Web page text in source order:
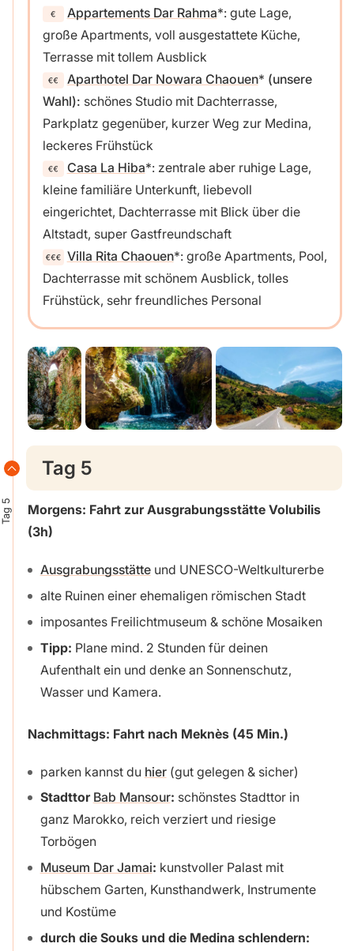
Appartements Dar Rahma : gute Lage,
große Apartments, voll ausgestattete Küche,
Terrasse mit tollem Ausblick
Aparthotel Dar Nowara Chaouen
(unsere
Wahl): schönes Studio mit Dachterrasse,
Parkplatz gegenüber, kurzer Weg zur Medina,
leckeres Frühstück
Casa La Hiba : zentrale aber ruhige Lage,
kleine familiäre Unterkunft, liebevoll
eingerichtet, Dachterrasse mit Blick über die
Altstadt, super Gastfreundschaft
Villa Rita Chaouen : große Apartments, Pool,
Dachterrasse mit schönem Ausblick, tolles
Frühstück, sehr freundliches Personal
Tag 5
Tag 5
Morgens: Fahrt zur Ausgrabungsstätte Volubilis
(3h)
Ausgrabungsstätteund UNESCO-Weltkulturerbe
alte Ruinen einer ehemaligen römischen Stadt
imposantes Freilichtmuseum & schöne Mosaiken
Tipp: Plane mind. 2 Stunden für deinen
Aufenthalt ein und denke an Sonnenschutz,
Wasser und Kamera.
Nachmittags: Fahrt nach Meknès (45 Min.)
parken kannst du hier(gut gelegen & sicher)
Stadttor Bab Mansour: schönstes Stadttor in
ganz Marokko, reich verziert und riesige
Torbögen
Museum Dar Jamai: kunstvoller Palast mit
hübschem Garten, Kunsthandwerk, Instrumente
und Kostüme
durch die Souks und die Medina schlendern: